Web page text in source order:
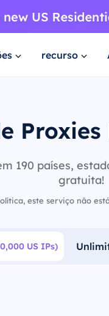
recurso
190 países,
gratuita!
este serviço não
US IPs)